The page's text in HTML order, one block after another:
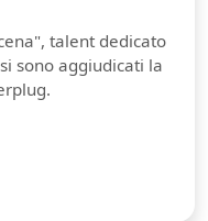
talent dedicato
sono aggiudicati la